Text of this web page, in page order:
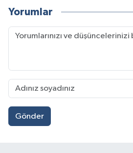
Yorumlar
Gönder